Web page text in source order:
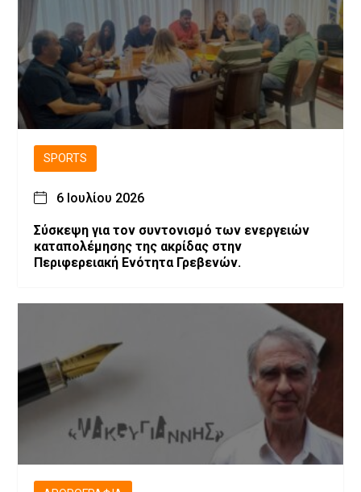
SPORTS
6 Ιουλίου 2026
Σύσκεψη για τον συντονισμό των ενεργειών
καταπολέμησης της ακρίδας στην
Περιφερειακή Ενότητα Γρεβενών.